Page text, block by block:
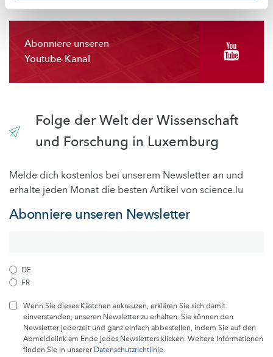
Abonniere unseren
Youtube-Kanal
Folge der Welt der Wissenschaft
und Forschung in Luxemburg
Melde dich kostenlos bei unserem Newsletter an und
erhalte jeden Monat die besten Artikel von science.lu
Abonniere unseren Newsletter
DE
FR
Wenn Sie dieses Kästchen ankreuzen, erklären Sie sich damit
einverstanden, unseren Newsletter zu erhalten. Sie können den
Newsletter jederzeit und ganz einfach abbestellen, indem Sie auf den
Abmeldelink am Ende jedes Newsletters klicken. Weitere Informationen
finden Sie in unsererDatenschutzrichtlinie.